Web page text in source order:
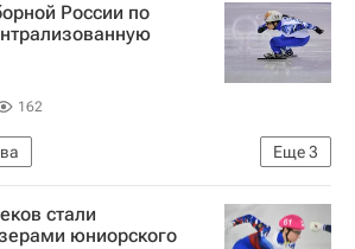
России по
162
Еще3
шорт-треку
Шорт-трек
стали
юниорского